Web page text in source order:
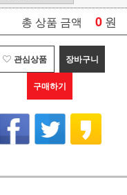
총 상품 금액 0 원
관심상품 장바구니
구매하기